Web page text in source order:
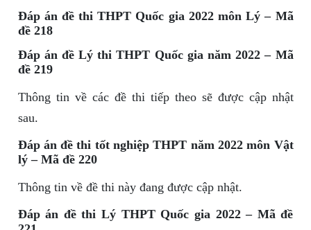
Đáp án đề thi THPT Quốc gia 2022 môn Lý – Mã
đề 218
Đáp án đề Lý thi THPT Quốc gia năm 2022 – Mã
đề 219
Thông tin về các đề thi tiếp theo sẽ được cập nhật
sau.
Đáp án đề thi tốt nghiệp THPT năm 2022 môn Vật
lý – Mã đề 220
Thông tin về đề thi này đang được cập nhật.
Đáp án đề thi Lý THPT Quốc gia 2022 – Mã đề